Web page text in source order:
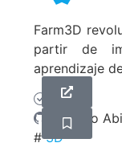
Farm3D
partir de
aprendizaje
Gratis
Codigo
#3D